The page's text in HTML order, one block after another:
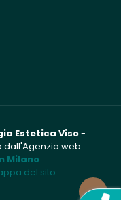
Estetica Viso-
dall'Agenzia web
Milano.
del sito